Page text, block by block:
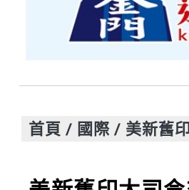
首頁 / 國際 / 美新舊